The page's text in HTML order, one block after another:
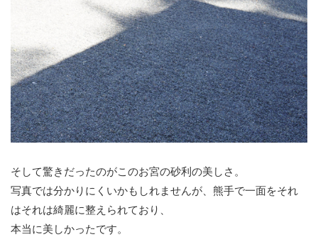
そして驚きだったのがこのお宮の砂利の美しさ。
写真では分かりにくいかもしれませんが、熊手で一面をそれ
はそれは綺麗に整えられており、
本当に美しかったです。